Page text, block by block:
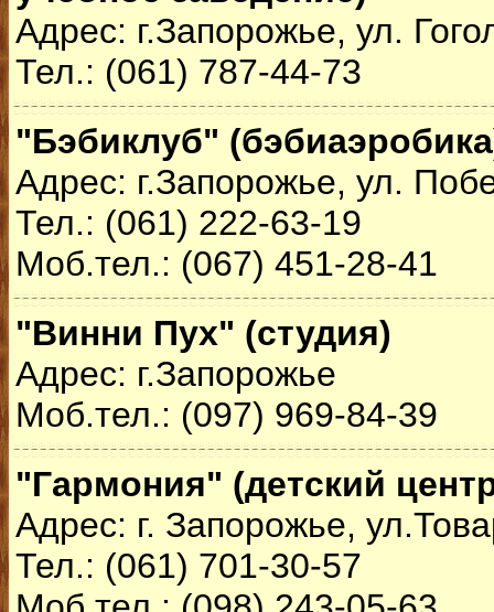
Адрес: г.Запорожье, ул.
Тел.: (061) 787-44-73
"Бэбиклуб"
Адрес: г.Запорожье, ул.
Тел.: (061) 222-63-19
Моб.тел.: (067) 451-28-41
"Винни Пух" (студия)
Адрес: г.Запорожье
Моб.тел.: (097) 969-84-39
"Гармония" (детский
Адрес: г. Запорожье,
Тел.: (061) 701-30-57